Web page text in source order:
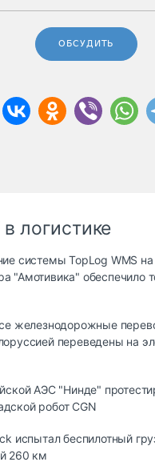
ОБСУДИТЬ
логистике
системы TopLog WMS
"Амотивика" обеспечило
железнодорожные
переведены на
АЭС "Нинде"
робот CGN
испытал беспилотный
260 км